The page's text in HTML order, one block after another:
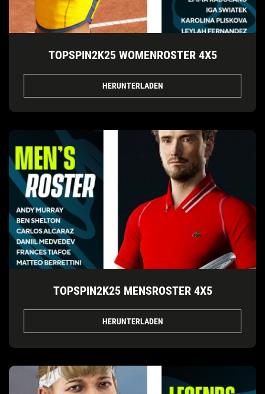
TOPSPIN2K25 WOMENROSTER 4X5
HERUNTERLADEN
TOPSPIN2K25 MENSROSTER 4X5
HERUNTERLADEN